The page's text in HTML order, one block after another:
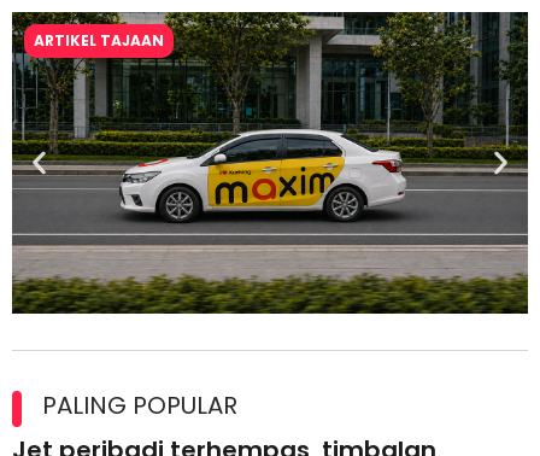
ARTIKEL TAJAAN
lesen separuh pertama 2026
PALING POPULAR